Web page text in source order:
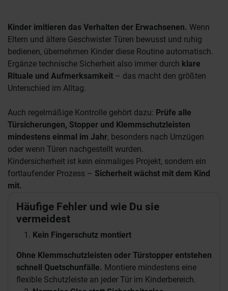
Kinder imitieren das Verhalten der Erwachsenen. Wenn
Eltern und ältere Geschwister Türen bewusst und ruhig
bedienen, übernehmen Kinder diese Routine automatisch.
Ergänze technische Sicherheit also immer durch klare
Rituale und Aufmerksamkeit – das macht den größten
Unterschied im Alltag.
Auch regelmäßige Kontrolle gehört dazu: Prüfe alle
Türsicherungen, Stopper und Klemmschutzleisten
mindestens einmal im Jahr, besonders nach Umzügen
oder wenn Türen nachgestellt wurden.
Kindersicherheit ist kein einmaliges Projekt, sondern ein
fortlaufender Prozess – Sicherheit wächst mit dem Kind
mit.
Häufige Fehler und wie Du sie
vermeidest
Kein Fingerschutz montiert
Ohne Klemmschutzleisten oder Türstopper entstehen
schnell Quetschunfälle. Montiere mindestens eine
flexible Schutzleiste an jeder Tür im Kinderbereich.